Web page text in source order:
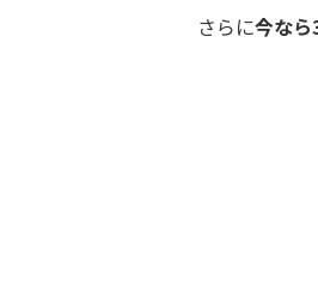
さらに今な